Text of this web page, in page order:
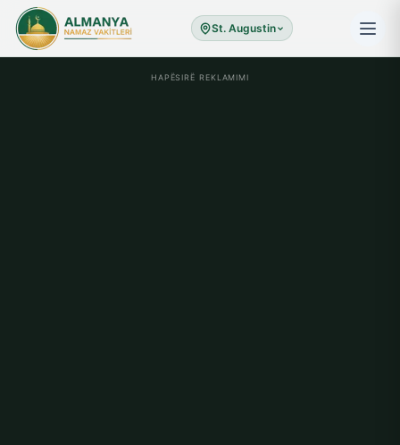
St. Augustin
HAPËSIRË REKLAMIMI